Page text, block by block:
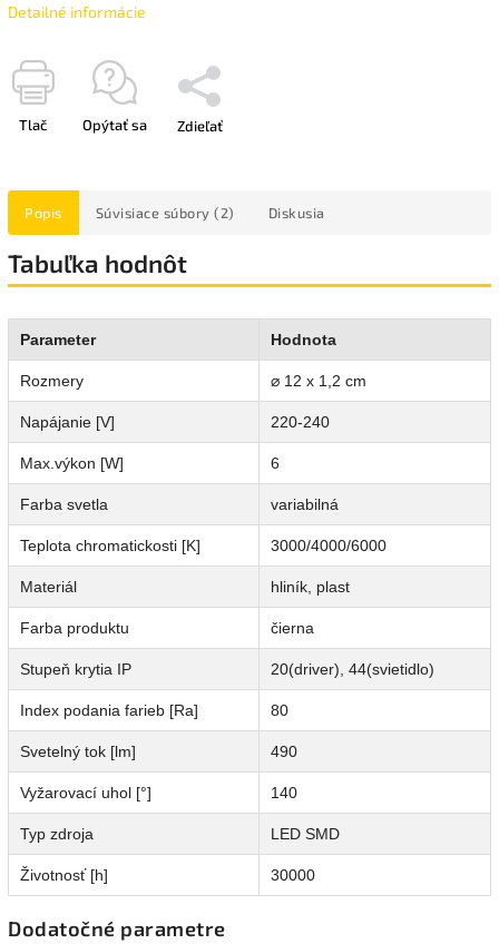
Detailné informácie
Tlač Opýtať sa Zdieľať
Popis Súvisiace súbory (2) Diskusia
Tabuľka hodnôt
Parameter Hodnota
Rozmery ⌀ 12 x 1,2 cm
Napájanie [V] 220-240
Max.výkon [W] 6
Farba svetla variabilná
Teplota chromatickosti [K] 3000/4000/6000
Materiál hliník, plast
Farba produktu čierna
Stupeň krytia IP 20(driver), 44(svietidlo)
Index podania farieb [Ra] 80
Svetelný tok [lm] 490
Vyžarovací uhol [°] 140
Typ zdroja LED SMD
Životnosť [h] 30000
Dodatočné parametre